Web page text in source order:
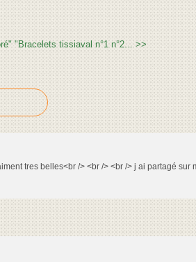
"Bracelets tissiaval n°1 n°2... >>
tres belles<br /> <br /> <br /> j ai partagé sur